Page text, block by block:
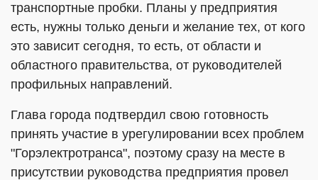
транспортные пробки. Планы у предприятия
есть, нужны только деньги и желание тех, от кого
это зависит сегодня, то есть, от области и
областного правительства, от руководителей
профильных направлений.
Глава города подтвердил свою готовность
принять участие в урегулировании всех проблем
"Горэлектротранса", поэтому сразу на месте в
присутствии руководства предприятия провел